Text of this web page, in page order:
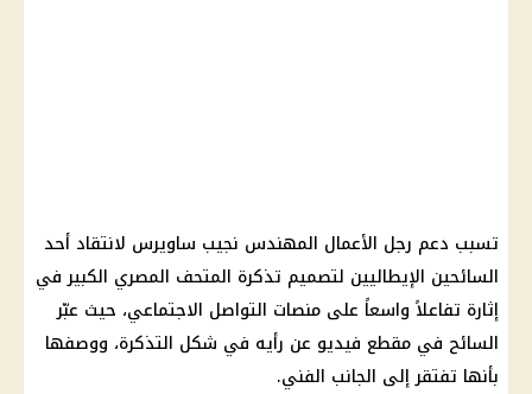
تسبب دعم رجل الأعمال المهندس نجيب ساويرس لانتقاد أحد
السائحين الإيطاليين لتصميم تذكرة المتحف المصري الكبير في
إثارة تفاعلاً واسعاً على منصات التواصل الاجتماعي، حيث عبّر
السائح في مقطع فيديو عن رأيه في شكل التذكرة، ووصفها
بأنها تفتقر إلى الجانب الفني.